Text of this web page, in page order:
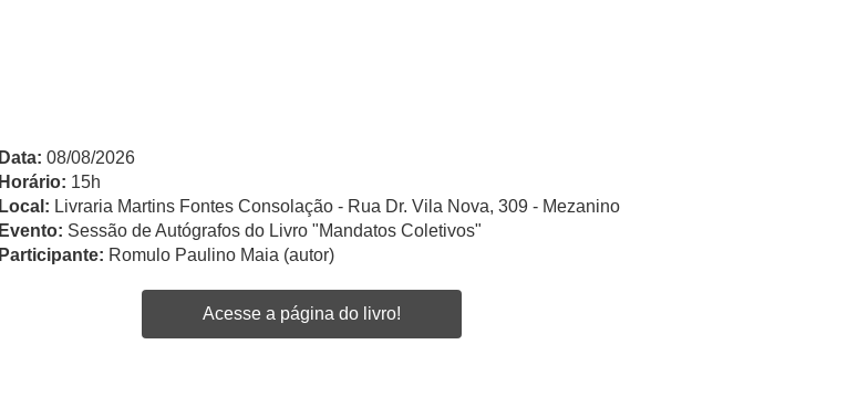
Data: 08/08/2026
Horário: 15h
Local: Livraria Martins Fontes Consolação - Rua Dr. Vila Nova, 309 - Mezanino
Evento: Sessão de Autógrafos do Livro "Mandatos Coletivos"
Participante: Romulo Paulino Maia (autor)
Acesse a página do livro!